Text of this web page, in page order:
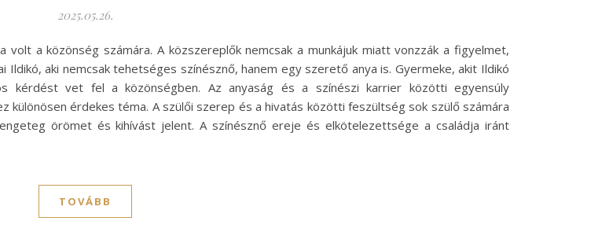
2025.05.26.
a közönség számára. A közszereplők nemcsak a munkájuk miatt vonzzák a figyelmet,
Ildikó, aki nemcsak tehetséges színésznő, hanem egy szerető anya is. Gyermeke, akit Ildikó
kérdést vet fel a közönségben. Az anyaság és a színészi karrier közötti egyensúly
érdekes téma. A szülői szerep és a hivatás közötti feszültség sok szülő számára
örömet és kihívást jelent. A színésznő ereje és elkötelezettsége a családja iránt
TOVÁBB